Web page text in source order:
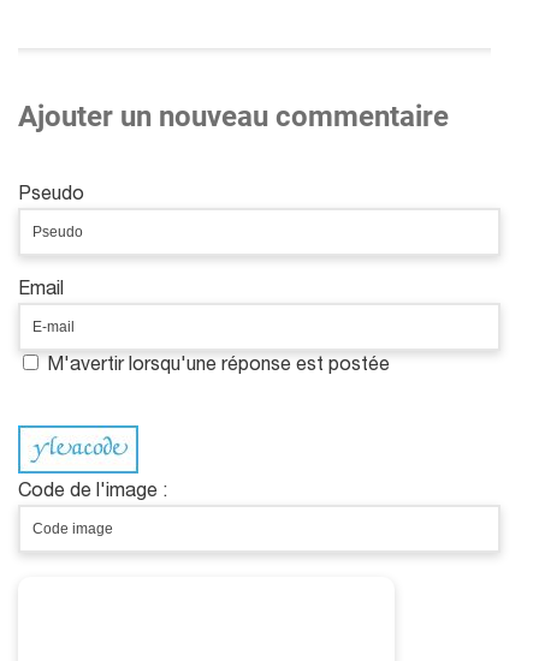
Ajouter un nouveau commentaire
Pseudo
Email
M'avertir lorsqu'une réponse est postée
Code de l'image :